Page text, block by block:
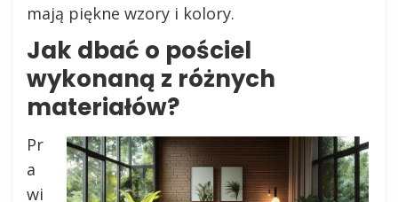
mają piękne wzory i kolory.
Jak dbać o pościel
wykonaną z różnych
materiałów?
Pr
a
wi